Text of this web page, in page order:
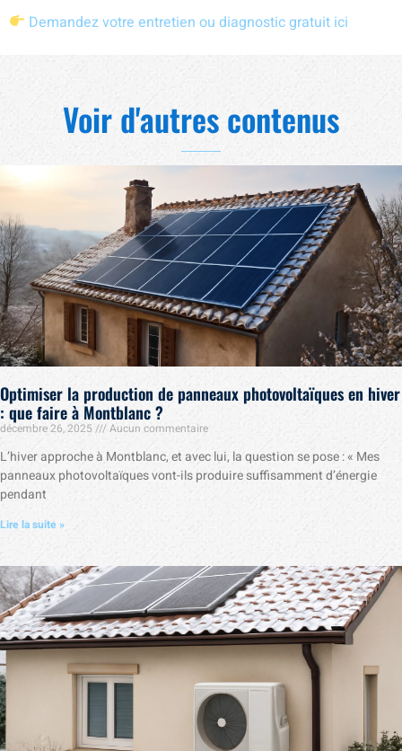
Demandez votre entretien ou diagnostic gratuit ici
Voir d'autres contenus
Optimiser la production de panneaux photovoltaïques en hiver
: que faire à Montblanc ?
décembre 26, 2025 Aucun commentaire
L’hiver approche à Montblanc, et avec lui, la question se pose : « Mes
panneaux photovoltaïques vont-ils produire suffisamment d’énergie
pendant
Lire la suite »